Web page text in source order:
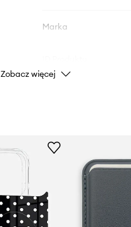
Marka
Zobacz więcej